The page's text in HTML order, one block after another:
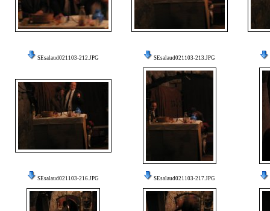
SEsalaud021103-212.JPG SEsalaud021103-213.JPG
SEsalaud021103-216.JPG SEsalaud021103-217.JPG